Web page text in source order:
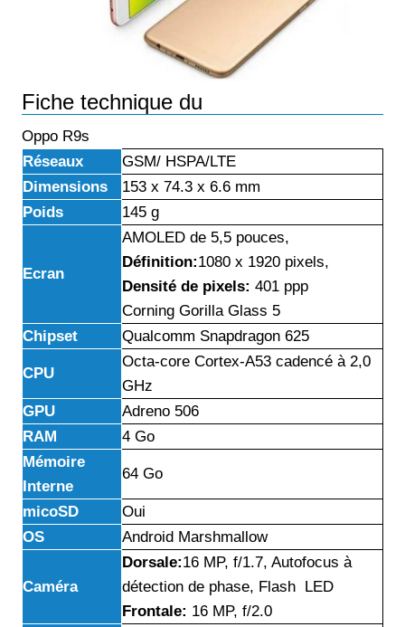
Fiche technique du
Oppo R9s
Réseaux
GSM/ HSPA/LTE
Dimensions
153 x 74.3 x 6.6 mm
Poids
145 g
Ecran
AMOLED de 5,5 pouces,
Définition:1080 x 1920 pixels,
Densité de pixels: 401 ppp
Corning Gorilla Glass 5
Chipset
Qualcomm Snapdragon 625
CPU
Octa-core Cortex-A53 cadencé à 2,0
GHz
GPU
Adreno 506
RAM
4 Go
Mémoire
Interne
64 Go
micoSD
Oui
OS
Android Marshmallow
Caméra
Dorsale:16 MP, f/1.7, Autofocus à
détection de phase, Flash LED
Frontale: 16 MP, f/2.0